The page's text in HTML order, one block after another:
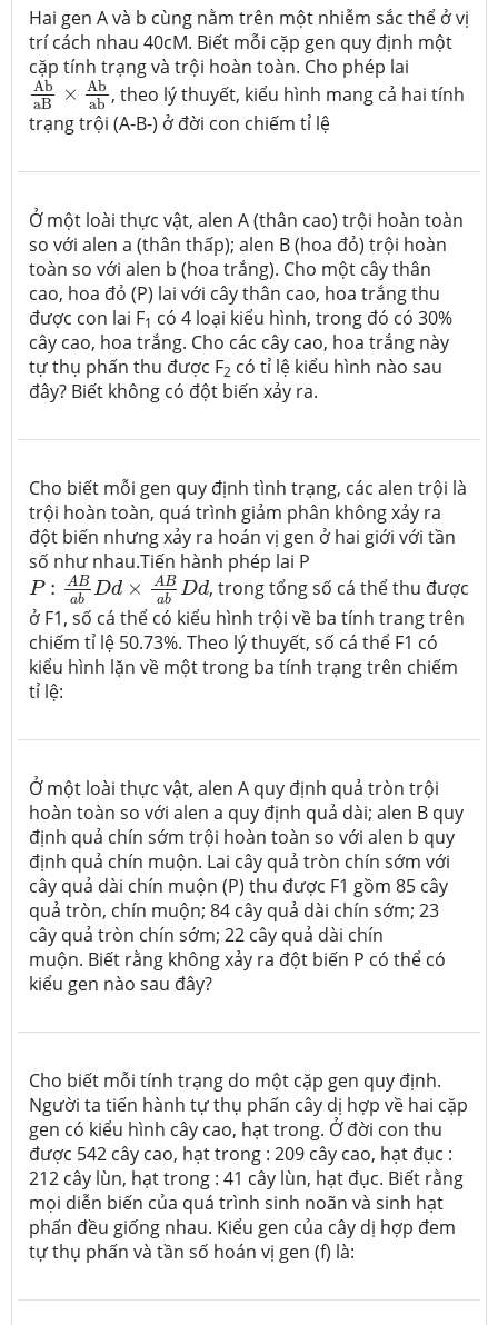
Hai gen A và b cùng nằm trên một nhiễm sắc thể ở vị
trí cách nhau 40cM. Biết mỗi cặp gen quy định một
cặp tính trạng và trội hoàn toàn. Cho phép lai
Ab
aB
×
Ab
ab
AbaB×Abab
, theo lý thuyết, kiểu hình mang cả hai tính
trạng trội (A-B-) ở đời con chiếm tỉ lệ
Ở một loài thực vật, alen A (thân cao) trội hoàn toàn
so với alen a (thân thấp); alen B (hoa đỏ) trội hoàn
toàn so với alen b (hoa trắng). Cho một cây thân
cao, hoa đỏ (P) lai với cây thân cao, hoa trắng thu
được con lai F1 có 4 loại kiểu hình, trong đó có 30%
cây cao, hoa trắng. Cho các cây cao, hoa trắng này
tự thụ phấn thu được F2 có tỉ lệ kiểu hình nào sau
đây? Biết không có đột biến xảy ra.
Cho biết mỗi gen quy định tình trạng, các alen trội là
trội hoàn toàn, quá trình giảm phân không xảy ra
đột biến nhưng xảy ra hoán vị gen ở hai giới với tần
số như nhau.Tiến hành phép lai P
P : AB
ab Dd × AB
ab Dd
P:ABabDd×ABabDd
, trong tổng số cá thể thu được
ở F1, số cá thể có kiểu hình trội về ba tính trang trên
chiếm tỉ lệ 50.73%. Theo lý thuyết, số cá thể F1 có
kiểu hình lặn về một trong ba tính trạng trên chiếm
tỉ lệ:
Ở một loài thực vật, alen A quy định quả tròn trội
hoàn toàn so với alen a quy định quả dài; alen B quy
định quả chín sớm trội hoàn toàn so với alen b quy
định quả chín muộn. Lai cây quả tròn chín sớm với
cây quả dài chín muộn (P) thu được F1 gồm 85 cây
quả tròn, chín muộn; 84 cây quả dài chín sớm; 23
cây quả tròn chín sớm; 22 cây quả dài chín
muộn. Biết rằng không xảy ra đột biến P có thể có
kiểu gen nào sau đây?
Cho biết mỗi tính trạng do một cặp gen quy định.
Người ta tiến hành tự thụ phấn cây dị hợp về hai cặp
gen có kiểu hình cây cao, hạt trong. Ở đời con thu
được 542 cây cao, hạt trong : 209 cây cao, hạt đục :
212 cây lùn, hạt trong : 41 cây lùn, hạt đục. Biết rằng
mọi diễn biến của quá trình sinh noãn và sinh hạt
phấn đều giống nhau. Kiểu gen của cây dị hợp đem
tự thụ phấn và tần số hoán vị gen (f) là: